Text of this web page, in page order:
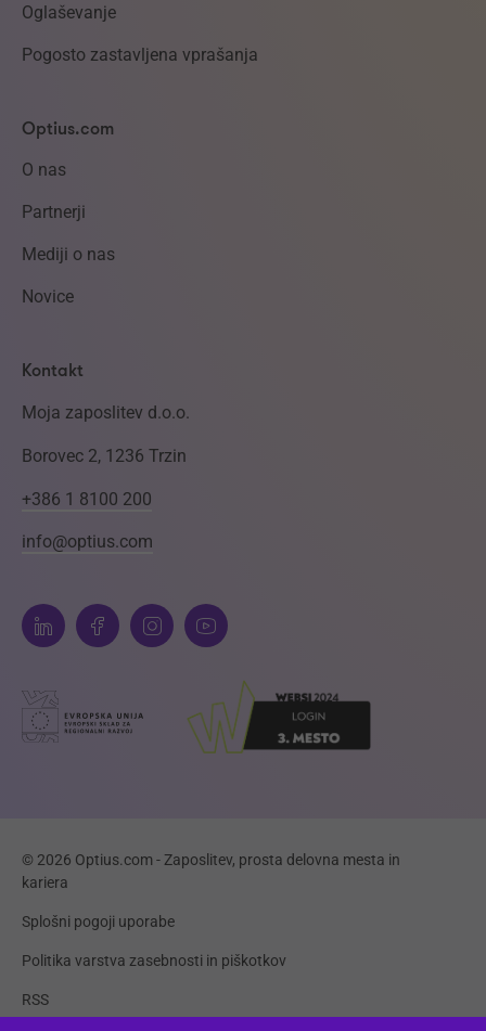
Oglaševanje
Pogosto zastavljena vprašanja
Optius.com
O nas
Partnerji
Mediji o nas
Novice
Kontakt
Moja zaposlitev d.o.o.
Borovec 2, 1236 Trzin
+386 1 8100 200
info@optius.com
© 2026 Optius.com - Zaposlitev, prosta delovna mesta in
kariera
Splošni pogoji uporabe
Politika varstva zasebnosti in piškotkov
RSS